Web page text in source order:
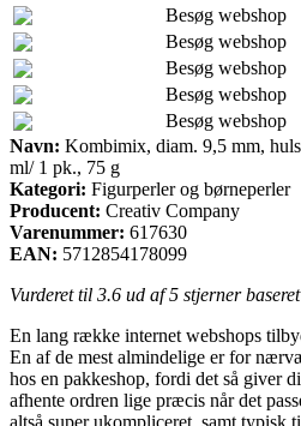
Besøg webshop
Besøg webshop
Besøg webshop
Besøg webshop
Besøg webshop
Navn: Kombimix, diam. 9,5 mm,
ml/ 1 pk., 75 g
Kategori: Figurperler og børneperler
Producent: Creativ Company
Varenummer: 617630
EAN: 5712854178099
Vurderet til 3.6 ud af 5 stjerner
En lang række internet webshops
En af de mest almindelige er for
hos en pakkeshop, fordi det så giver
afhente ordren lige præcis når det
altså super ukompliceret, samt typisk